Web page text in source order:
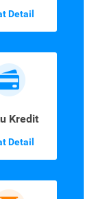
Detail
Kredit
Detail